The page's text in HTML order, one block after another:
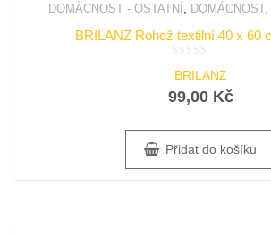
DOMÁCNOST - OSTATNÍ
BRILANZ Rohož textilní 40 x 60
0
5
BRILANZ
99,00 Kč
Přidat do košíku